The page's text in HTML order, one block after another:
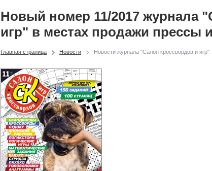
Новый номер 11/2017 журнала
игр" в местах продажи прессы
Главная страница Новости Новости журнала "Салон кроссвордов и игр"